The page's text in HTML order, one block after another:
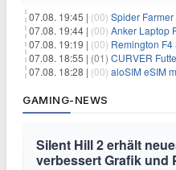
07.08. 19:45 | (00) Spider Farmer
07.08. 19:44 | (00) Anker Laptop
07.08. 19:19 | (00) Remington F4
07.08. 18:55 | (01) CURVER Futterbox
07.08. 18:28 | (00) aloSIM eSIM mit 5
GAMING-NEWS
Silent Hill 2 erhält
verbessert Grafik und